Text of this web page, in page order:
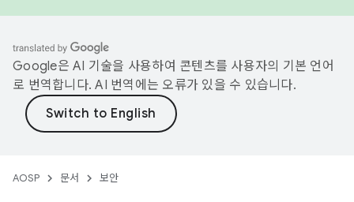
Google은 AI 기술을 사용하여 콘텐츠를 사용자의 기본 언어
로 번역합니다. AI 번역에는 오류가 있을 수 있습니다.
AOSP 문서 보안